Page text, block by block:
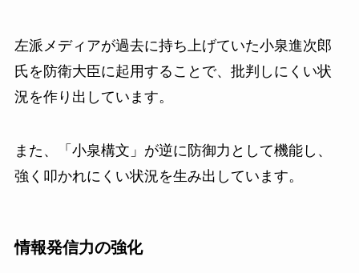
左派メディアが過去に持ち上げていた小泉進次郎
氏を防衛大臣に起用することで、批判しにくい状
況を作り出しています。
また、「小泉構文」が逆に防御力として機能し、
強く叩かれにくい状況を生み出しています。
情報発信力の強化